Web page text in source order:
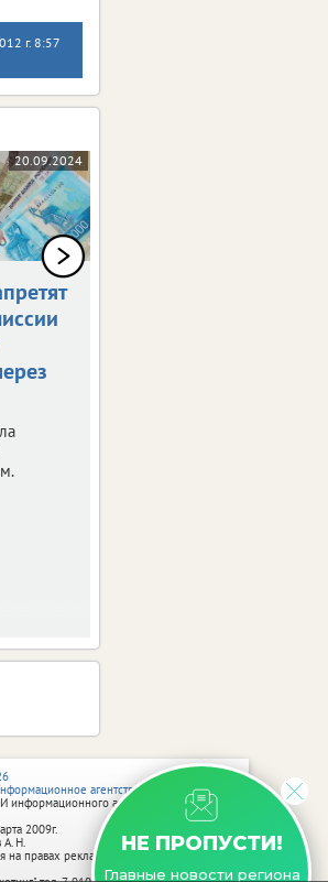
г. 8:57
20.09.2024
НЕ ПРОПУСТИ!
Главные новости региона
агентство vRossii.ru
информационного агентства vRossii.ru
2009г.
А. Н.
правах рекламы.